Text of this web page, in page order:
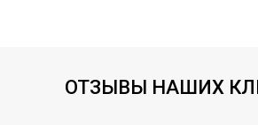
ОТЗЫВЫ НАШИХ